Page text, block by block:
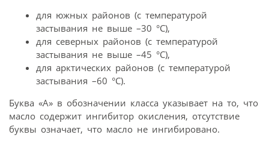
для южных районов (с температурой
застывания не выше –30 °С),
для северных районов (с температурой
застывания не выше –45 °С),
для арктических районов (с температурой
застывания –60 °С).
Буква «А» в обозначении класса указывает на то, что
масло содержит ингибитор окисления, отсутствие
буквы означает, что масло не ингибировано.